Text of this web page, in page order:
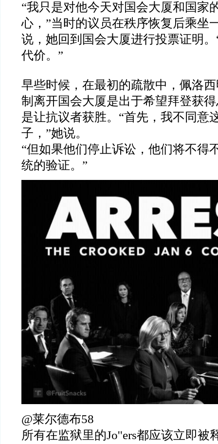
“我只是对他今天对国会大厦和国家
心，”当时的议员在秩序恢复后乘坐
说，她回到国会大厦进行投票证明
代价。”
早些时候，在最初的疏散中，佩洛
制离开国会大厦是出于希望拜登获
是让抗议者获胜。“首先，我不同意
子，”她说。
“但如果他们停止诉讼，他们将不得
统的验证。”
@莱尔德布58
所有在监狱里的Jo''ers都应该立即被